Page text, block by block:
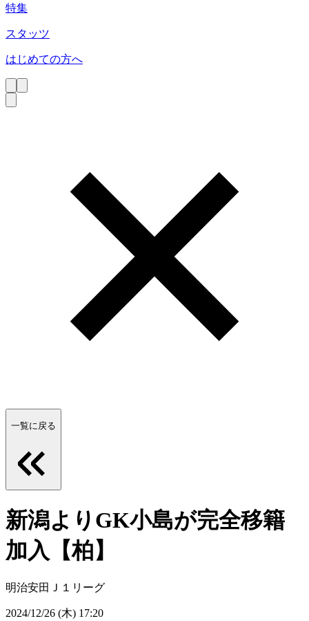
特集
スタッツ
はじめての方へ
一覧に戻る
新潟よりGK小島が完全移籍
加入【柏】
明治安田Ｊ１リーグ
2024/12/26 (木) 17:20